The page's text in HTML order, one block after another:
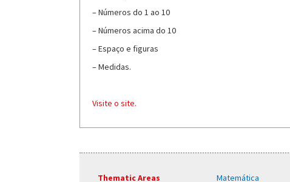
– Números do 1 ao 10
– Números acima do 10
– Espaço e figuras
– Medidas.
Visite o site.
Thematic Areas Matemática